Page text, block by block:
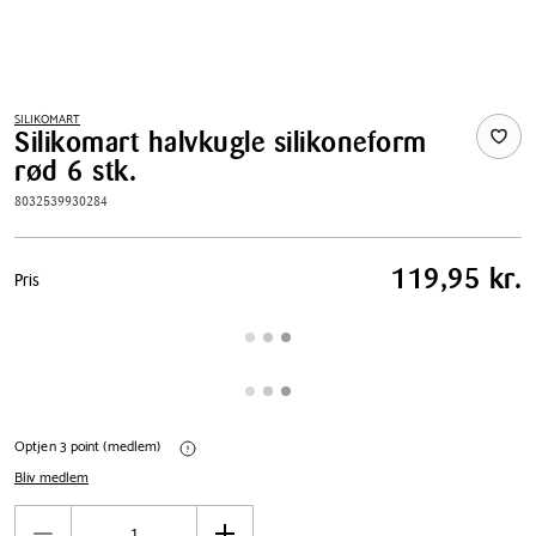
SILIKOMART
Silikomart halvkugle silikoneform
rød 6 stk.
8032539930284
Pris
tabel
Pris 119,95 kr.
Optjen 3 point (medlem)
Bliv medlem
Antal